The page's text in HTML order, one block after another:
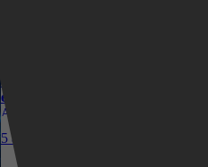
eerste aflevering nu te zien op
Apple TV+
5 augustus 2026